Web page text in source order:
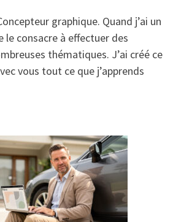
graphique. Quand j’ai un
le consacre à effectuer des
thématiques. J’ai créé ce
vous tout ce que j’apprends